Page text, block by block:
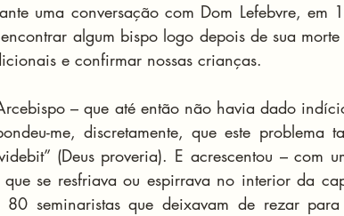
uma conversação com Dom Lefebvre,
algum bispo logo depois de sua
e confirmar nossas crianças.
– que até então não havia dado
me, discretamente, que este
(Deus proveria). E acrescentou – com
que se resfriava ou espirrava no interior da
80 seminaristas que deixavam de rezar